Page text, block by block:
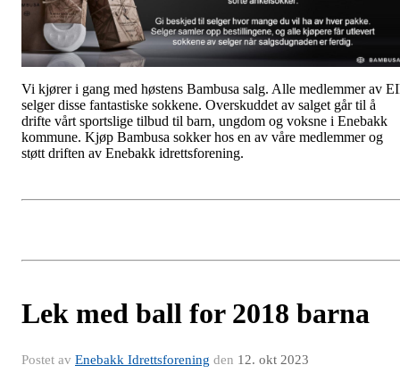
Vi kjører i gang med høstens Bambusa salg. Alle medlemmer av
selger disse fantastiske sokkene. Overskuddet av salget går til å
drifte vårt sportslige tilbud til barn, ungdom og voksne i Enebakk
kommune. Kjøp Bambusa sokker hos en av våre medlemmer og
støtt driften av Enebakk idrettsforening.
Lek med ball for 2018 barna
Postet av Enebakk Idrettsforening den 12. okt 2023